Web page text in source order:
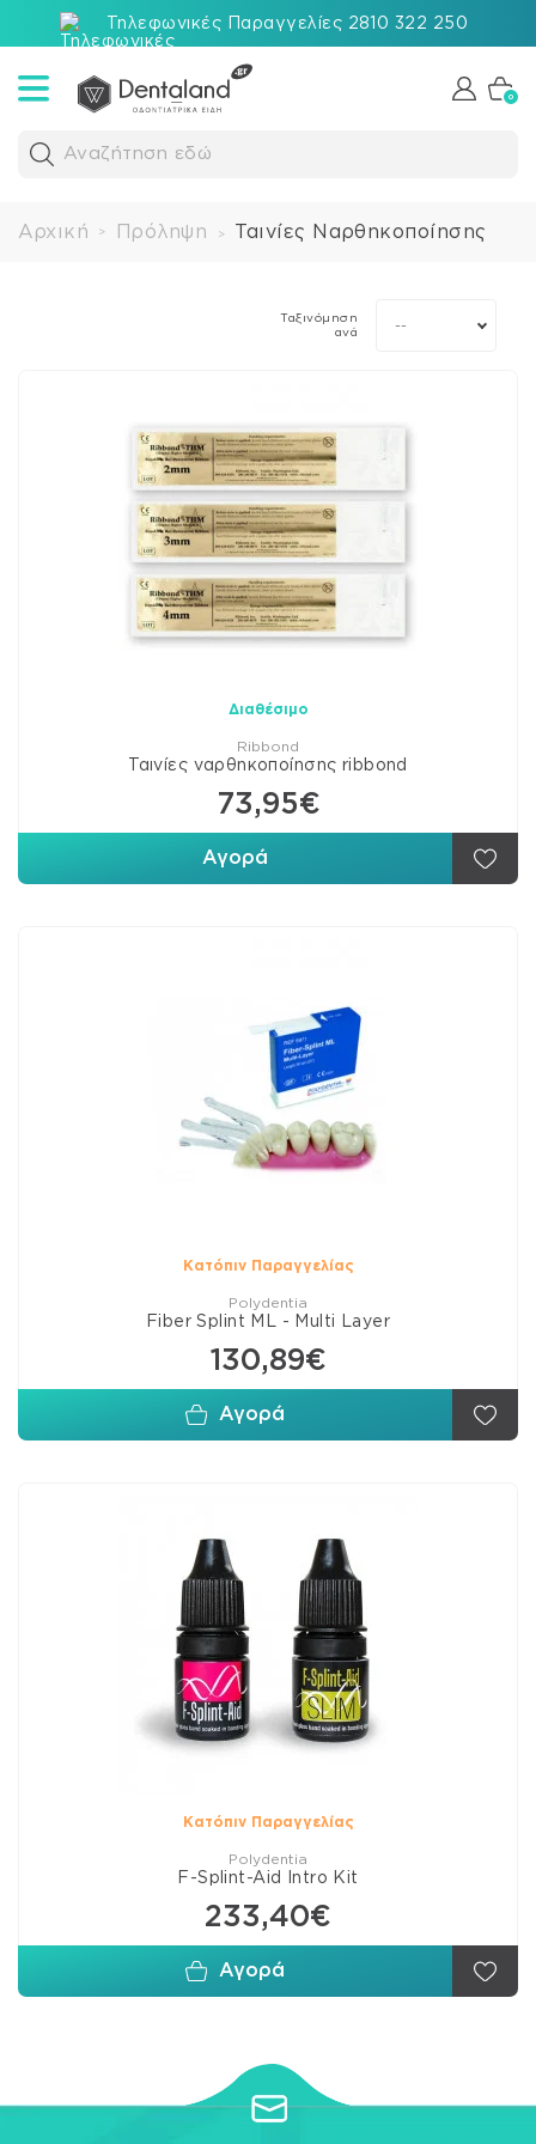
Τηλεφωνικές Παραγγελίες 2810 322 250
Αναζήτηση εδώ
0
Αρχική > Πρόληψη > Ταινίες Ναρθηκοποίησης
Ταξινόμηση
ανά
--
Διαθέσιμο
Ribbond
Ταινίες ναρθηκοποίησης ribbond
73,95€
Αγορά
Κατόπιν Παραγγελίας
Polydentia
Fiber Splint ML - Multi Layer
130,89€
Αγορά
Κατόπιν Παραγγελίας
Polydentia
F-Splint-Aid Intro Kit
233,40€
Αγορά